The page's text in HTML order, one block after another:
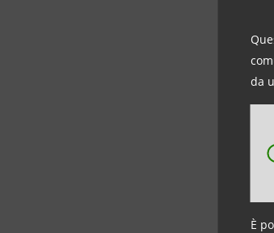
da
È